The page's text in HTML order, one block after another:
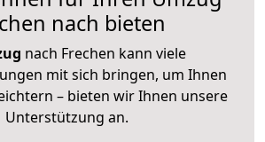
nach bieten
nach Frechen kann viele
mit sich bringen, um Ihnen
– bieten wir Ihnen unsere
Unterstützung an.